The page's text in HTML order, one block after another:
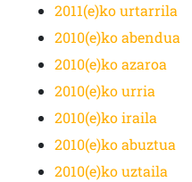
2011(e)ko urtarrila
2010(e)ko abendua
2010(e)ko azaroa
2010(e)ko urria
2010(e)ko iraila
2010(e)ko abuztua
2010(e)ko uztaila